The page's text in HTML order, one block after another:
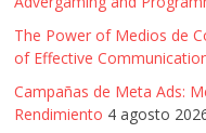
y
The Power of Medios de
of Effective
Campañas de Meta Ads:
Rendimiento 4 agosto